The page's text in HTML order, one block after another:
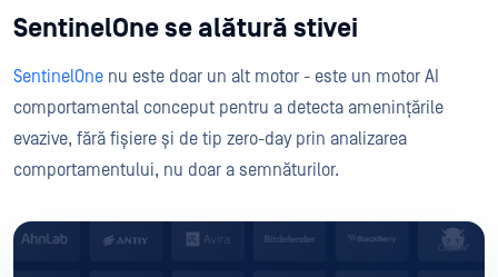
SentinelOne se alătură stivei
SentinelOne nu este doar un alt motor - este un motor AI
comportamental conceput pentru a detecta amenințările
evazive, fără fișiere și de tip zero-day prin analizarea
comportamentului, nu doar a semnăturilor.